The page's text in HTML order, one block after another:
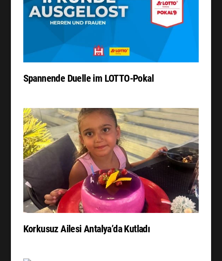
Spannende Duelle im LOTTO-Pokal
Korkusuz Ailesi Antalya’da Kutladı